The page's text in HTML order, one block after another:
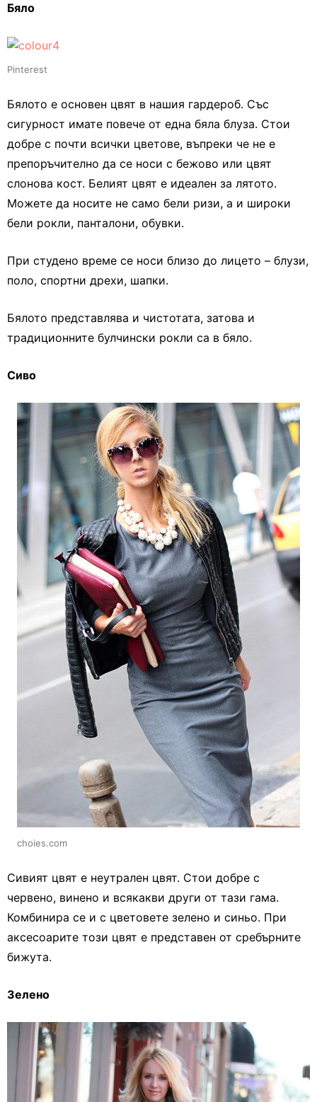
Бяло
Pinterest
Бялото е основен цвят в нашия гардероб. Със
сигурност имате повече от една бяла блуза. Стои
добре с почти всички цветове, въпреки че не е
препоръчително да се носи с бежово или цвят
слонова кост. Белият цвят е идеален за лятото.
Можете да носите не само бели ризи, а и широки
бели рокли, панталони, обувки.
При студено време се носи близо до лицето – блузи,
поло, спортни дрехи, шапки.
Бялото представлява и чистотата, затова и
традиционните булчински рокли са в бяло.
Сиво
choies.com
Сивият цвят е неутрален цвят. Стои добре с
червено, винено и всякакви други от тази гама.
Комбинира се и с цветовете зелено и синьо. При
аксесоарите този цвят е представен от сребърните
бижута.
Зелено